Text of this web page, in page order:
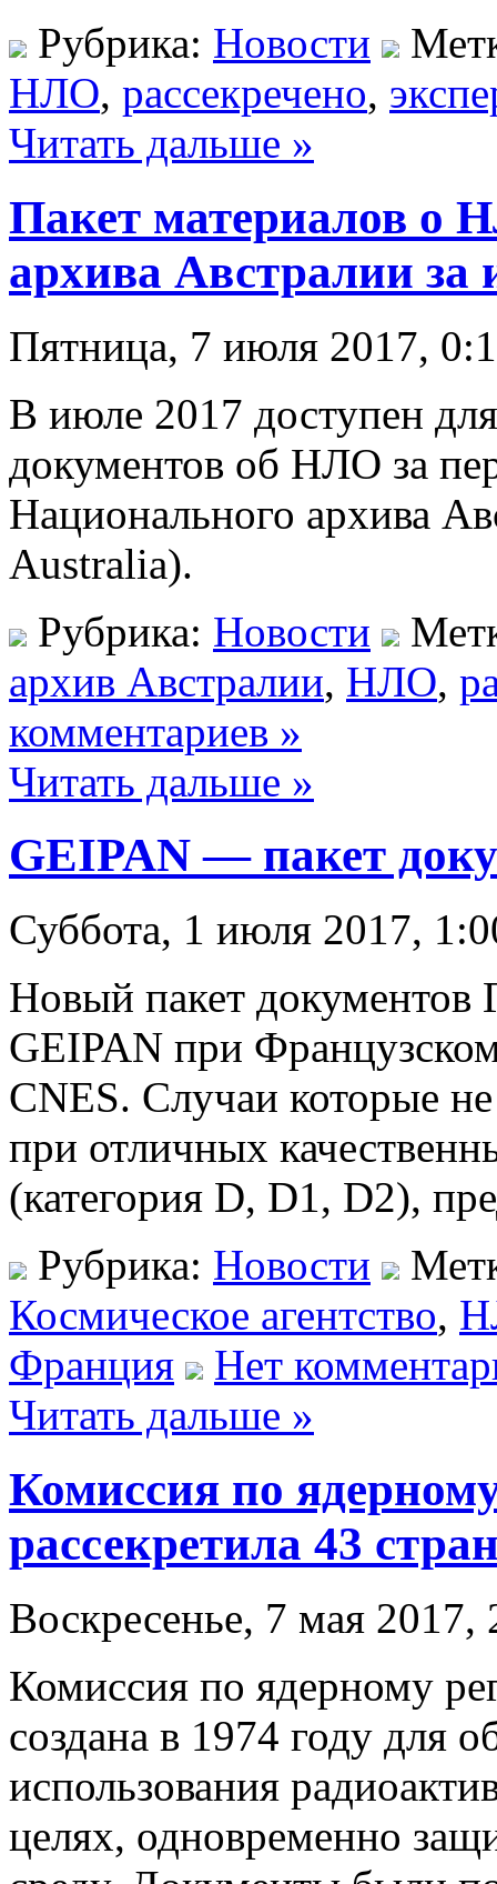
Рубрика: Новости
НЛО, рассекречено,
Читать дальше »
Пакет материалов о
архива Австралии за
Пятница, 7 июля 2017,
В июле 2017 доступен
документов об НЛО за
Национального архива
Australia).
Рубрика: Новости
архив Австралии, НЛО,
комментариев »
Читать дальше »
GEIPAN — пакет
Суббота, 1 июля 2017,
Новый пакет документов
GEIPAN при
CNES. Случаи которые
при отличных
(категория D, D1, D2),
Рубрика: Новости
Космическое агентство,
Франция
Нет
Читать дальше »
Комиссия по
рассекретила 43
Воскресенье, 7 мая 2017,
Комиссия по ядерному
создана в 1974 году для
использования
целях, одновременно